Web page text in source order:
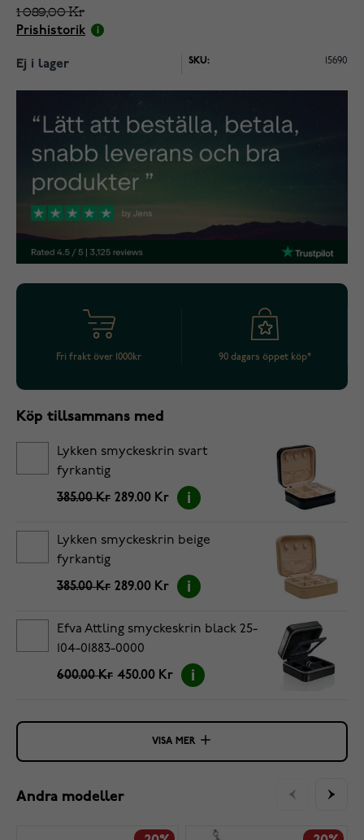
1 089,00 Kr
Prishistorik
Ej i lager SKU: 15690
Fri frakt över 1000kr 90 dagars öppet köp*
Köp tillsammans med
Lykken smyckeskrin svart
fyrkantig
385.00 Kr 289.00 Kr
Lykken smyckeskrin beige
fyrkantig
385.00 Kr 289.00 Kr
Efva Attling smyckeskrin black 25-
104-01883-0000
600.00 Kr 450.00 Kr
VISA MER
Andra modeller